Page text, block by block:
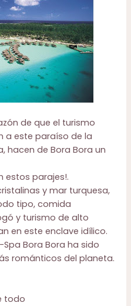
de que el turismo
a este paraíso de la
hacen de Bora Bora un
estos parajes!.
y mar turquesa,
tipo, comida
y turismo de alto
en este enclave idílico.
Spa Bora Boraha sido
románticos del planeta.
todo